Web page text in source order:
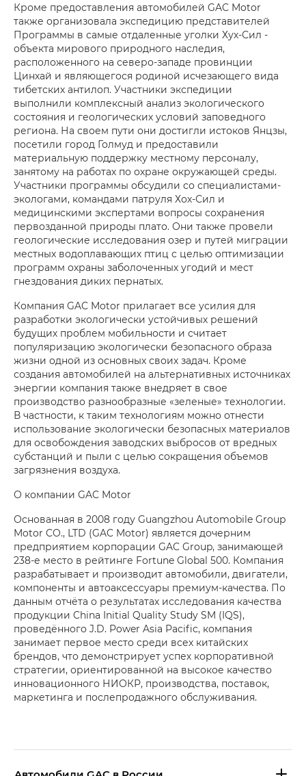
Кроме предоставления автомобилей GAC Motor
также организовала экспедицию представителей
Программы в самые отдаленные уголки Хух-Сил -
объекта мирового природного наследия,
расположенного на северо-западе провинции
Цинхай и являющегося родиной исчезающего вида
тибетских антилоп. Участники экспедиции
выполнили комплексный анализ экологического
состояния и геологических условий заповедного
региона. На своем пути они достигли истоков Янцзы,
посетили город Голмуд и предоставили
материальную поддержку местному персоналу,
занятому на работах по охране окружающей среды.
Участники программы обсудили со специалистами-
экологами, командами патруля Хох-Сил и
медицинскими экспертами вопросы сохранения
первозданной природы плато. Они также провели
геологические исследования озер и путей миграции
местных водоплавающих птиц с целью оптимизации
программ охраны заболоченных угодий и мест
гнездования диких пернатых.
Компания GAC Motor прилагает все усилия для
разработки экологически устойчивых решений
будущих проблем мобильности и считает
популяризацию экологически безопасного образа
жизни одной из основных своих задач. Кроме
создания автомобилей на альтернативных источниках
энергии компания также внедряет в свое
производство разнообразные «зеленые» технологии.
В частности, к таким технологиям можно отнести
использование экологически безопасных материалов
для освобождения заводских выбросов от вредных
субстанций и пыли с целью сокращения объемов
загрязнения воздуха.
О компании GAC Motor
Основанная в 2008 году Guangzhou Automobile Group
Motor CO., LTD (GAC Motor) является дочерним
предприятием корпорации GAC Group, занимающей
238-е место в рейтинге Fortune Global 500. Компания
разрабатывает и производит автомобили, двигатели,
компоненты и автоаксессуары премиум-качества. По
данным отчёта о результатах исследования качества
продукции China Initial Quality Study SM (IQS),
проведённого J.D. Power Asia Pacific, компания
занимает первое место среди всех китайских
брендов, что демонстрирует успех корпоративной
стратегии, ориентированной на высокое качество
инновационного НИОКР, производства, поставок,
маркетинга и послепродажного обслуживания.